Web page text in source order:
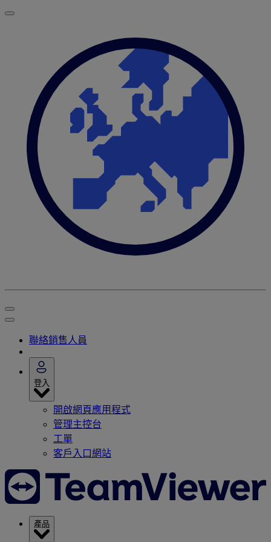
聯絡銷售人員
登入
開啟網頁應用程式
管理主控台
工單
客戶入口網站
產品